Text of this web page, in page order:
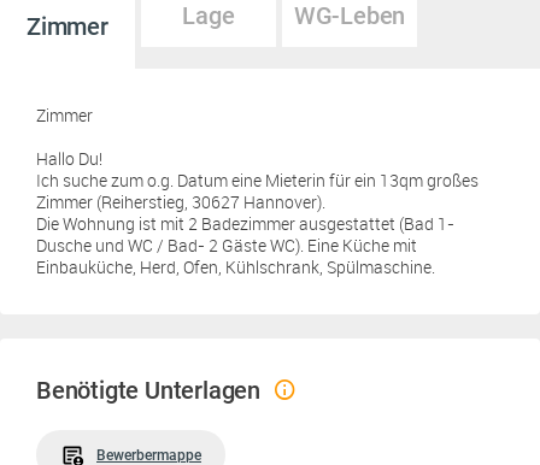
Zimmer Lage WG-Leben
Zimmer
Hallo Du!
Ich suche zum o.g. Datum eine Mieterin für ein 13qm großes
Zimmer (Reiherstieg, 30627 Hannover).
Die Wohnung ist mit 2 Badezimmer ausgestattet (Bad 1-
Dusche und WC / Bad- 2 Gäste WC). Eine Küche mit
Einbauküche, Herd, Ofen, Kühlschrank, Spülmaschine.
Benötigte Unterlagen
Bewerbermappe